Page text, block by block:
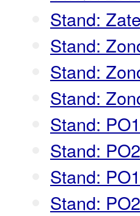
Stand:
Stand:
Stand:
Stand:
Stand:
Stand:
Stand:
Stand: